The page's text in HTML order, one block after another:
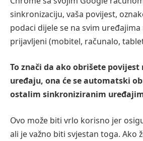
sinkronizaciju, vaša povijest,
podaci dijele se na svim
prijavljeni (mobitel, računalo,
To znači da ako obrišete povijest
uređaju, ona će se automatski
ostalim sinkroniziranim
Ovo može biti vrlo korisno jer
ali je važno biti svjestan toga. Ako